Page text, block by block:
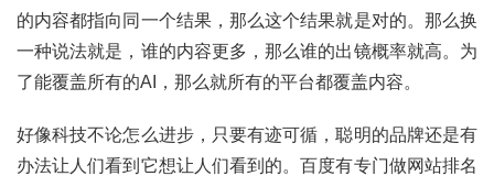
的内容都指向同一个结果，那么这个结果就是对的。那么换
一种说法就是，谁的内容更多，那么谁的出镜概率就高。为
了能覆盖所有的AI，那么就所有的平台都覆盖内容。
好像科技不论怎么进步，只要有迹可循，聪明的品牌还是有
办法让人们看到它想让人们看到的。百度有专门做网站排名